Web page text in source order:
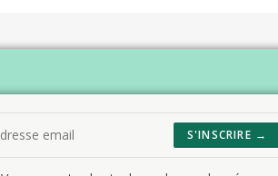
S'INSCRIRE →